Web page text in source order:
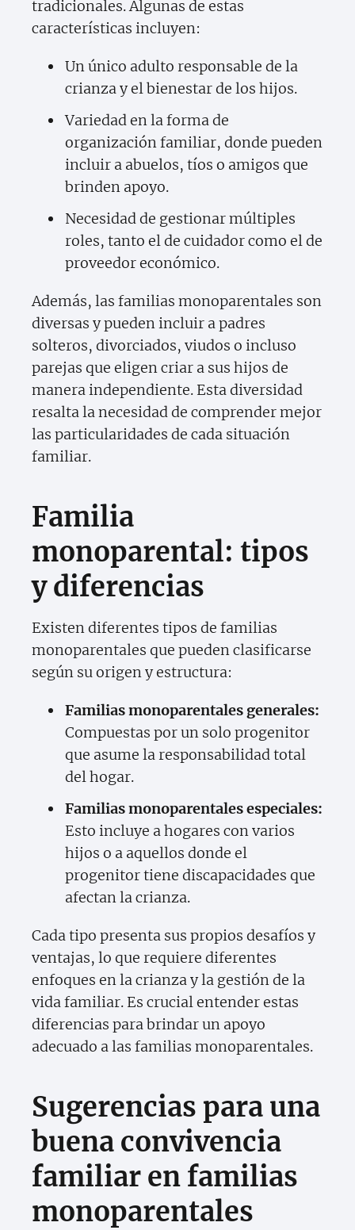
tradicionales. Algunas de estas
características incluyen:
Un único adulto responsable de la
crianza y el bienestar de los hijos.
Variedad en la forma de
organización familiar, donde pueden
incluir a abuelos, tíos o amigos que
brinden apoyo.
Necesidad de gestionar múltiples
roles, tanto el de cuidador como el de
proveedor económico.
Además, las familias monoparentales son
diversas y pueden incluir a padres
solteros, divorciados, viudos o incluso
parejas que eligen criar a sus hijos de
manera independiente. Esta diversidad
resalta la necesidad de comprender mejor
las particularidades de cada situación
familiar.
Familia
monoparental: tipos
y diferencias
Existen diferentes tipos de familias
monoparentales que pueden clasificarse
según su origen y estructura:
Familias monoparentales generales:
Compuestas por un solo progenitor
que asume la responsabilidad total
del hogar.
Familias monoparentales especiales:
Esto incluye a hogares con varios
hijos o a aquellos donde el
progenitor tiene discapacidades que
afectan la crianza.
Cada tipo presenta sus propios desafíos y
ventajas, lo que requiere diferentes
enfoques en la crianza y la gestión de la
vida familiar. Es crucial entender estas
diferencias para brindar un apoyo
adecuado a las familias monoparentales.
Sugerencias para una
buena convivencia
familiar en familias
monoparentales